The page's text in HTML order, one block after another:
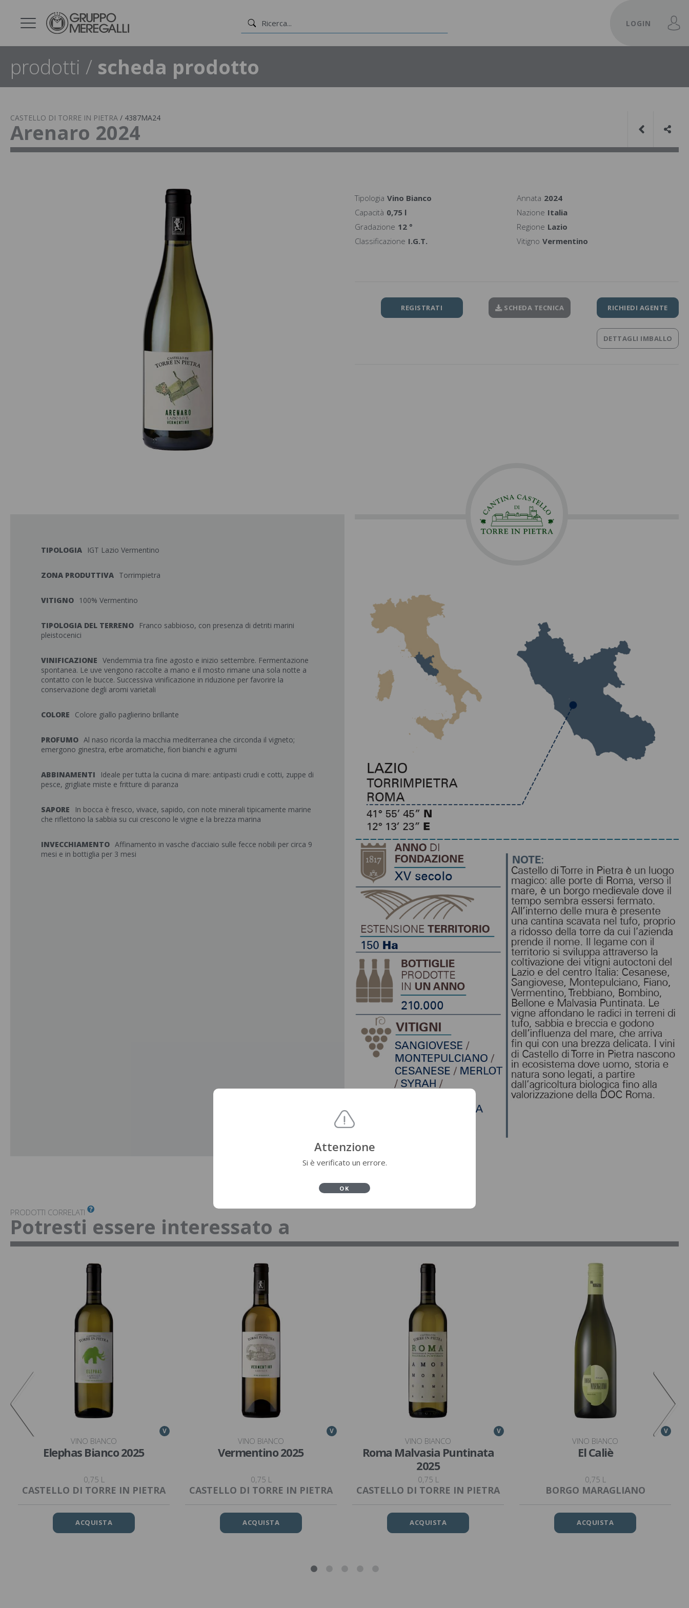
LOGIN
prodotti / scheda prodotto
CASTELLO DI TORRE IN PIETRA / 4387MA24
Arenaro 2024
Tipologia Vino Bianco Annata 2024
Capacità 0,75 l Nazione Italia
Gradazione 12 ° Regione Lazio
Classificazione I.G.T. Vitigno Vermentino
REGISTRATI SCHEDA TECNICA RICHIEDI AGENTE
DETTAGLI IMBALLO
TIPOLOGIA IGT Lazio Vermentino
ZONA PRODUTTIVA Torrimpietra
VITIGNO 100% Vermentino
TIPOLOGIA DEL TERRENO
Franco sabbioso, con presenza di detriti marini
pleistocenici
VINIFICAZIONE Vendemmia tra fine agosto e inizio settembre. Fermentazione
spontanea. Le uve vengono raccolte a mano e il mosto rimane una sola notte a
contatto con le bucce. Successiva vinificazione in riduzione per favorire la
conservazione degli aromi varietali
COLORE Colore giallo paglierino brillante
PROFUMO Al naso ricorda la macchia mediterranea che circonda il vigneto;
emergono ginestra, erbe aromatiche, fiori bianchi e agrumi
ABBINAMENTI
Ideale per tutta la cucina di mare: antipasti crudi e cotti, zuppe di
pesce, grigliate miste e fritture di paranza
SAPORE
In bocca è fresco, vivace, sapido, con note minerali tipicamente marine
che riflettono la sabbia su cui crescono le vigne e la brezza marina
INVECCHIAMENTO Affinamento in vasche d’acciaio sulle fecce nobili per circa 9
mesi e in bottiglia per 3 mesi
PRODOTTI CORRELATI
Potresti essere interessato a
V
VINO BIANCO
Elephas Bianco 2025
0,75 L
CASTELLO DI TORRE IN PIETRA
ACQUISTA
V
VINO BIANCO
Vermentino 2025
0,75 L
CASTELLO DI TORRE IN PIETRA
ACQUISTA
V
VINO BIANCO
Roma Malvasia Puntinata
2025
0,75 L
CASTELLO DI TORRE IN PIETRA
ACQUISTA
V
VINO BIANCO
El Caliè
0,75 L
BORGO MARAGLIANO
ACQUISTA
Attenzione
Si è verificato un errore.
OK